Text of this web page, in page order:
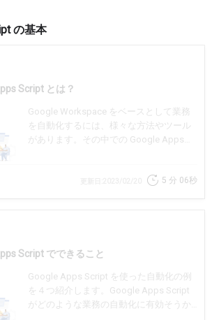
の基本
Script とは？
Google Workspace をベースとして業務
を自動化するには、様々な方法やツール
があります。その中での Google Apps
5 分 06秒
Script でできること
Google Apps Script を使った自動化の例
を４つ紹介します。Google Apps Script
がどのような業務の自動化に有効そうか